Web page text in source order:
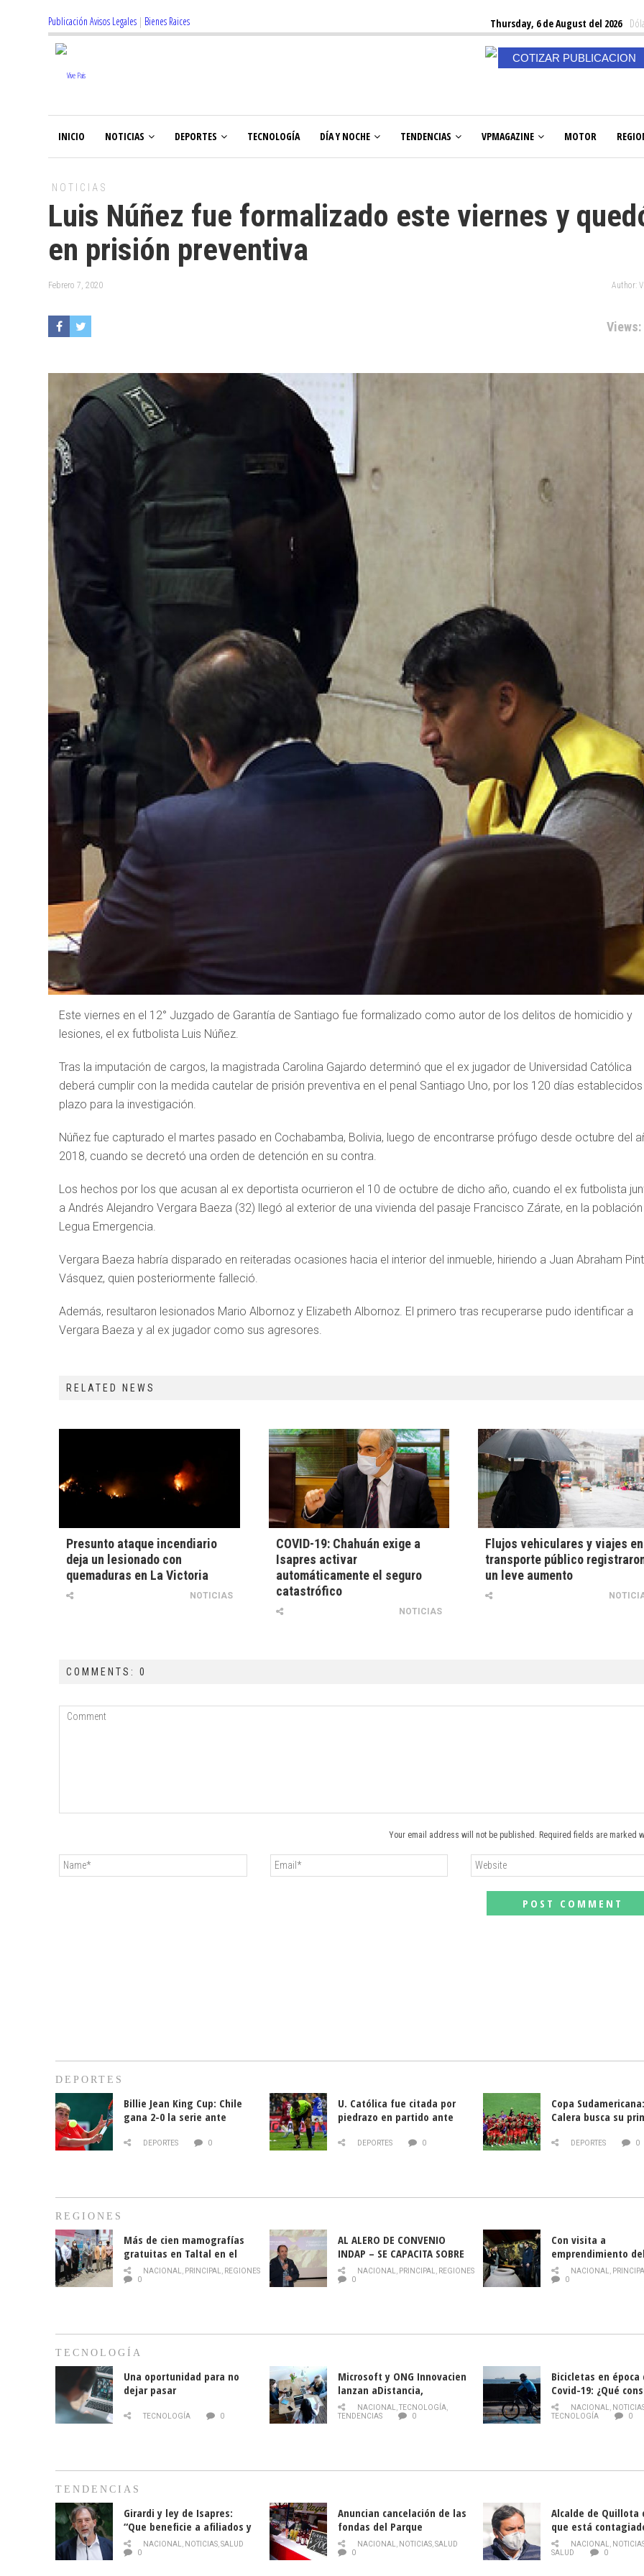
Publicación Avisos Legales | Bienes Raices Thursday, 6 de August del 2026
COTIZAR PUBLICACION
INICIO NOTICIAS DEPORTES TECNOLOGÍA DÍA Y NOCHE TENDENCIAS VPMAGAZINE MOTOR
NOTICIAS
Luis Núñez fue formalizado este viernes y
en prisión preventiva
Febrero 7, 2020 Author:
Views:
Este viernes en el 12° Juzgado de Garantía de Santiago fue formalizado como autor de los delitos de homicidio y
lesiones, el ex futbolista Luis Núñez.
Tras la imputación de cargos, la magistrada Carolina Gajardo determinó que el ex jugador de Universidad Católica
deberá cumplir con la medida cautelar de prisión preventiva en el penal Santiago Uno, por los 120 días
plazo para la investigación.
Núñez fue capturado el martes pasado en Cochabamba, Bolivia, luego de encontrarse prófugo desde octubre del
2018, cuando se decretó una orden de detención en su contra.
Los hechos por los que acusan al ex deportista ocurrieron el 10 de octubre de dicho año, cuando el ex futbolista
a Andrés Alejandro Vergara Baeza (32) llegó al exterior de una vivienda del pasaje Francisco Zárate, en la población
Legua Emergencia.
Vergara Baeza habría disparado en reiteradas ocasiones hacia el interior del inmueble, hiriendo a Juan Abraham
Vásquez, quien posteriormente falleció.
Además, resultaron lesionados Mario Albornoz y Elizabeth Albornoz. El primero tras recuperarse pudo identificar a
Vergara Baeza y al ex jugador como sus agresores.
RELATED NEWS
Presunto ataque incendiario
deja un lesionado con
quemaduras en La Victoria
NOTICIAS
COVID-19: Chahuán exige a
Isapres activar
automáticamente el seguro
catastrófico
NOTICIAS
Flujos vehiculares y viajes en
transporte público
un leve aumento
COMMENTS: 0
Your email address will not be published. Required fields are marked
DEPORTES
Billie Jean King Cup: Chile
gana 2-0 la serie ante
DEPORTES 0
U. Católica fue citada por
piedrazo en partido ante
DEPORTES 0
Copa
Calera busca su
DEPORTES 0
REGIONES
Más de cien mamografías
gratuitas en Taltal en el
mes de la prevención del
cáncer de mama
NACIONAL, PRINCIPAL, REGIONES
0
AL ALERO DE CONVENIO
INDAP – SE CAPACITA SOBRE
PLAGA DROSOPHILA SUZUKII
NACIONAL, PRINCIPAL, REGIONES
0
Con visita a
emprendimiento
y llamado al
historia campesina
NACIONAL,
0
TECNOLOGÍA
Una oportunidad para no
dejar pasar
TECNOLOGÍA 0
Microsoft y ONG Innovacien
lanzan aDistancia,
plataforma con cursos
gratuitos online sobre
NACIONAL,TECNOLOGÍA,
TENDENCIAS
0
Bicicletas en época
Covid-19: ¿Qué
momento de
NACIONAL,
TECNOLOGÍA
0
TENDENCIAS
Girardi y ley de Isapres:
“Que beneficie a afiliados y
no legalice el abuso”
NACIONAL, NOTICIAS,SALUD
0
Anuncian cancelación de las
fondas del Parque
O’Higgins debido al
coronavirus
NACIONAL, NOTICIAS,SALUD
0
Alcalde de Quillota
que está
COVID-19
NACIONAL,
SALUD
0